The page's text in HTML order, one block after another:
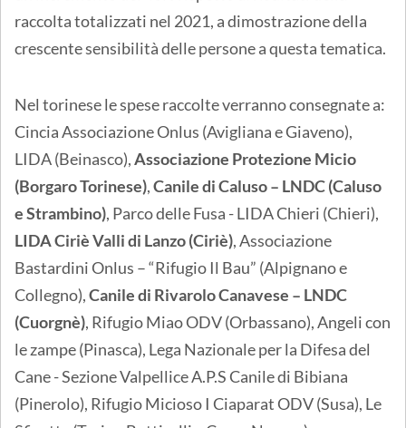
raccolta totalizzati nel 2021, a dimostrazione della
crescente sensibilità delle persone a questa tematica.
Nel torinese le spese raccolte verranno consegnate a:
Cincia Associazione Onlus (Avigliana e Giaveno),
LIDA (Beinasco),Associazione Protezione Micio
(Borgaro Torinese),Canile di Caluso – LNDC (Caluso
e Strambino), Parco delle Fusa - LIDA Chieri (Chieri),
LIDA Ciriè Valli di Lanzo (Ciriè), Associazione
Bastardini Onlus – “Rifugio Il Bau” (Alpignano e
Collegno),Canile di Rivarolo Canavese – LNDC
(Cuorgnè), Rifugio Miao ODV (Orbassano), Angeli con
le zampe (Pinasca), Lega Nazionale per la Difesa del
Cane - Sezione Valpellice A.P.S Canile di Bibiana
(Pinerolo), Rifugio Micioso I Ciaparat ODV (Susa), Le